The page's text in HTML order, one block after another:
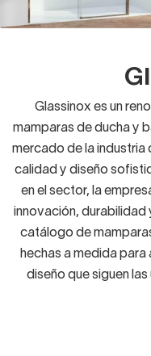
Glassinox es un
mamparas de ducha y
mercado de la
calidad y diseño
en el sector, la
innovación,
catálogo de
hechas a medida
diseño que siguen